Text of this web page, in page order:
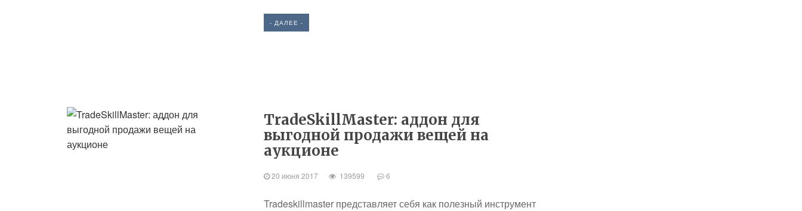
- ДАЛЕЕ -
TradeSkillMaster: аддон для
выгодной продажи вещей на
аукционе
20 июня 2017 139599 6
Tradeskillmaster представляет себя как полезный инструмент